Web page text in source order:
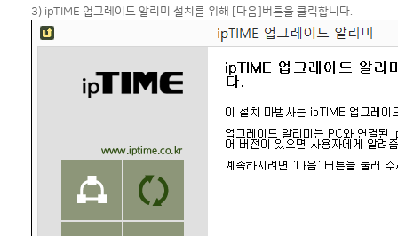
3) ipTIME 업그레이드 알리미 설치를 위해 [다음]버튼을 클릭합니다.